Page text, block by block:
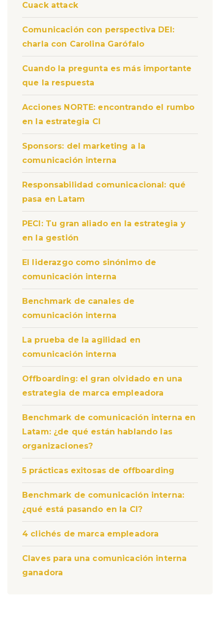
Cuack attack
Comunicación con perspectiva DEI:
charla con Carolina Garófalo
Cuando la pregunta es más importante
que la respuesta
Acciones NORTE: encontrando el rumbo
en la estrategia CI
Sponsors: del marketing a la
comunicación interna
Responsabilidad comunicacional: qué
pasa en Latam
PECI: Tu gran aliado en la estrategia y
en la gestión
El liderazgo como sinónimo de
comunicación interna
Benchmark de canales de
comunicación interna
La prueba de la agilidad en
comunicación interna
Offboarding: el gran olvidado en una
estrategia de marca empleadora
Benchmark de comunicación interna en
Latam: ¿de qué están hablando las
organizaciones?
5 prácticas exitosas de offboarding
Benchmark de comunicación interna:
¿qué está pasando en la CI?
4 clichés de marca empleadora
Claves para una comunicación interna
ganadora